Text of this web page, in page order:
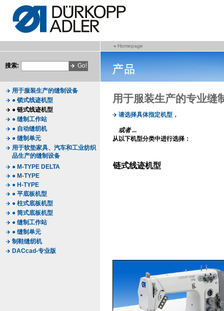
Homepage
搜索:
用于服装生产的缝制设备
● 锁式线迹机型
● 链式线迹机型
● 缝制工作站
● 自动缝纫机
● 缝制单元
用于软垫家具、汽车和工业纺织
品生产的缝制设备
● M-TYPE DELTA
● M-TYPE
● H-TYPE
● 平底板机型
● 柱式底板机型
● 筒式底板机型
● 缝制工作站
● 缝制单元
制鞋缝纫机
DACcad-专业版
用于服装生产的专业缝
请选择具体指定机型，
或者...
从以下机型分类中进行选择：
链式线迹机型